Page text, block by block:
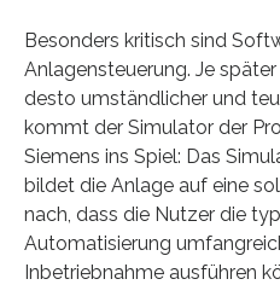
Besonders kritisch sind
Anlagensteuerung. Je
desto umständlicher und
kommt der Simulator der
Siemens ins Spiel: Das
bildet die Anlage auf eine
nach, dass die Nutzer die
Automatisierung
Inbetriebnahme ausführen